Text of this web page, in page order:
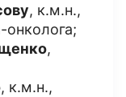
, к.м.н.,
онколога;
,
, к.м.н.,